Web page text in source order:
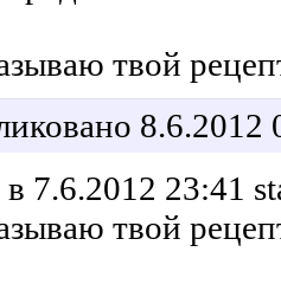
твой
8.6.2012
7.6.2012 23:41
твой